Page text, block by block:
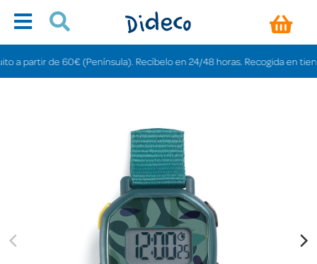
de 60€ (Península). Recíbelo en 24/48 horas. Recogida en tiendas